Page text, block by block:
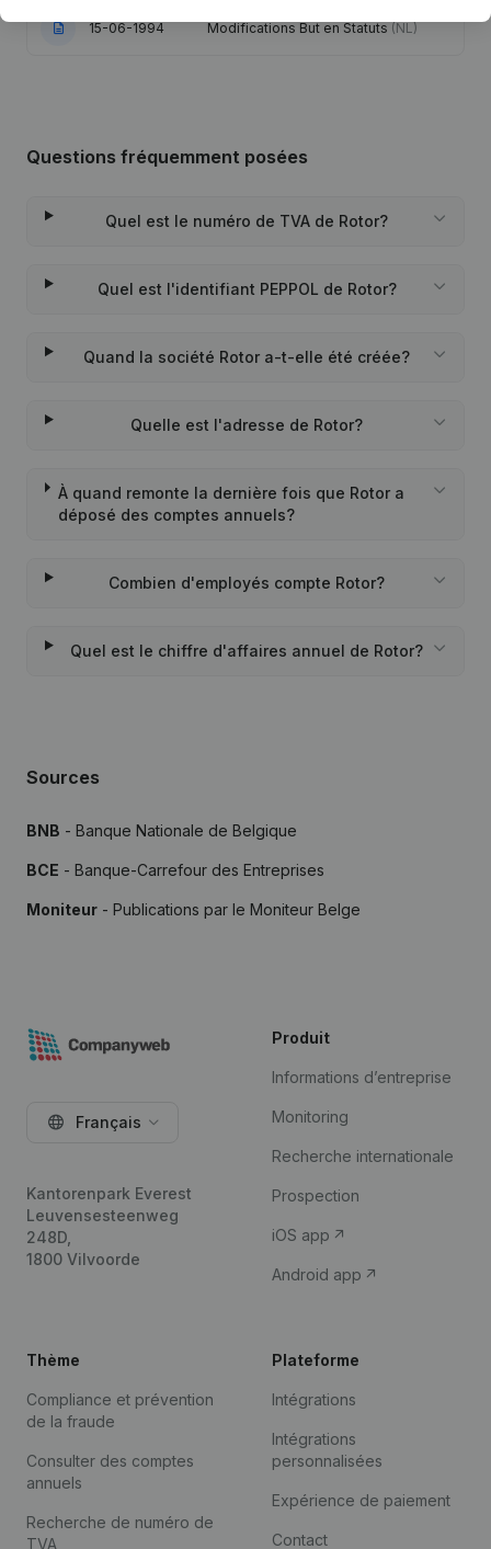
15-06-1994 Modifications But en Statuts (NL)
Questions fréquemment posées
Quel est le numéro de TVA de Rotor?
Quel est l'identifiant PEPPOL de Rotor?
Quand la société Rotor a-t-elle été créée?
Quelle est l'adresse de Rotor?
À quand remonte la dernière fois que Rotor a
déposé des comptes annuels?
Combien d'employés compte Rotor?
Quel est le chiffre d'affaires annuel de Rotor?
Sources
BNB - Banque Nationale de Belgique
BCE - Banque-Carrefour des Entreprises
Moniteur - Publications par le Moniteur Belge
Français
Kantorenpark Everest
Leuvensesteenweg
248D,
1800 Vilvoorde
Produit
Informations d’entreprise
Monitoring
Recherche internationale
Prospection
iOS app
Android app
Thème
Compliance et prévention
de la fraude
Consulter des comptes
annuels
Recherche de numéro de
TVA
Plateforme
Intégrations
Intégrations
personnalisées
Expérience de paiement
Contact